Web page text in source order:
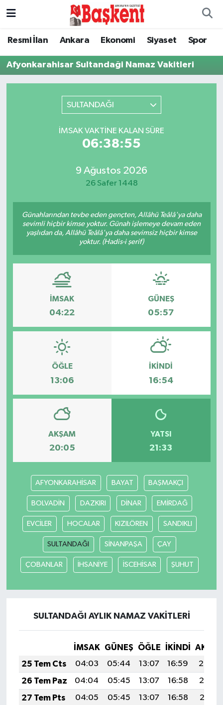
Resmi İlan Ankara Ekonomi Siyaset Spor
Afyonkarahisar Sultandaği Namaz Vakitleri
SULTANDAĞI
İMSAK VAKTINE KALAN SÜRE
06:38:55
9 Ağustos 2026
26 Safer 1448
Günahlarından tevbe eden gençten, Allâhü Teâlâ'ya daha
sevimli hiçbir kimse yoktur. Günah işlemeye devam eden
yaşlıdan da, Allâhü Teâlâ'ya daha sevimsiz hiçbir kimse
yoktur. (Hadis-i şerif)
İMSAK
04:22
GÜNEŞ
05:57
ÖĞLE
13:06
İKINDI
16:54
AKŞAM
20:05
YATSI
21:33
AFYONKARAHİSAR BAYAT BAŞMAKÇI
BOLVADİN DAZKIRI DİNAR EMİRDAĞ
EVCİLER HOCALAR KIZILÖREN SANDIKLI
SULTANDAĞI SİNANPAŞA ÇAY
ÇOBANLAR İHSANİYE İSCEHİSAR ŞUHUT
SULTANDAĞI AYLIK NAMAZ VAKITLERI
İMSAK GÜNEŞ ÖĞLE İKINDI
25 Tem Cts
04:03 05:44 13:07 16:59
20:20
26 Tem Paz
04:04 05:45 13:07 16:58
20:19
27 Tem Pts
04:05 05:45 13:07 16:58
20:18
Ankara
Asayiş
Gündem
Özel Haber
Resmi İlan
Sağlık
Siyaset
Teknoloji
Ankara Nöbetçi Eczaneler
Ankara Hava Durumu
Ankara Trafik Yoğunluk Haritası
Süper Lig Puan Durumu ve Fikstür
Tüm Manşetler
Haber Arşivi